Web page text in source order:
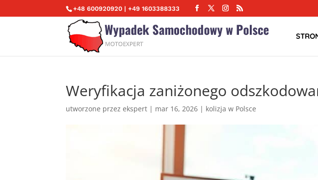
+48 600920920 | +49 1603388333
Weryfikacja zaniżonego
utworzone przezekspert | mar 16, 2026 | kolizja w Polsce